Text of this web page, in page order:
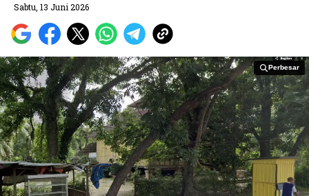
Sabtu, 13 Juni 2026
Perbesar
Perbesar